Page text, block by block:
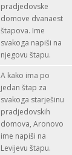
pradjedovske
domove dvanaest
štapova. Ime
svakoga napiši na
njegovu štapu.
A kako ima po
jedan štap za
svakoga starješinu
pradjedovskih
domova, Aronovo
ime napiši na
Levijevu štapu.